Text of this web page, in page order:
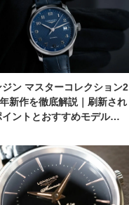
ジン マスターコレクション2
新作を徹底解説｜刷新され
イントとおすすめモデル…